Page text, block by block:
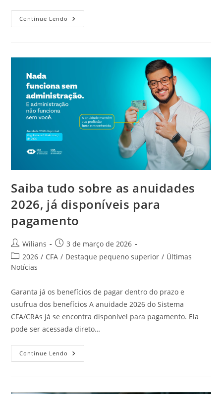
Continue Lendo Mulher
ADM
E
Saiba tudo sobre as anuidades
2026, já disponíveis para
pagamento
Autor
do
post:
Wilians
Post
publicado:
3 de março de 2026
Categoria
do
2026 / CFA / Destaque pequeno superior / Últimas
Notícias
Garanta já os benefícios de pagar dentro do prazo e
usufrua dos benefícios A anuidade 2026 do Sistema
CFA/CRAs já se encontra disponível para pagamento. Ela
pode ser acessada direto…
Continue Lendo Saiba
Tudo